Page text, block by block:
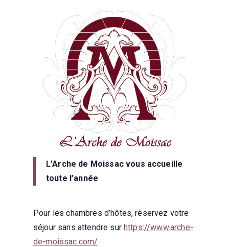
L’Arche de Moissac vous accueille
toute l’année
Pour les chambres d’hôtes, réservez votre
séjour sans attendre surhttps://www.arche-
de-moissac.com/